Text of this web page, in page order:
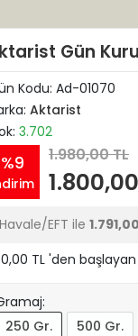
Gün
Kodu: Ad-01070
Aktarist
3.702
%9 1.980,00 TL
Havale/EFT ile
TL 'den
250 Gr.
500 Gr.